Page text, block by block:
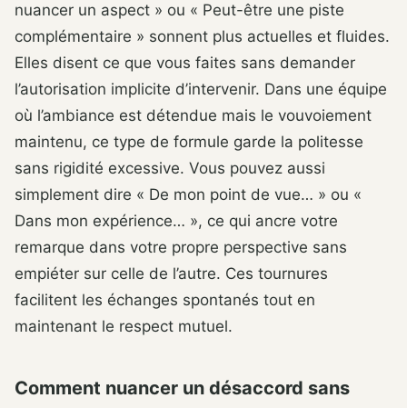
nuancer un aspect » ou « Peut-être une piste
complémentaire » sonnent plus actuelles et fluides.
Elles disent ce que vous faites sans demander
l’autorisation implicite d’intervenir. Dans une équipe
où l’ambiance est détendue mais le vouvoiement
maintenu, ce type de formule garde la politesse
sans rigidité excessive. Vous pouvez aussi
simplement dire « De mon point de vue… » ou «
Dans mon expérience… », ce qui ancre votre
remarque dans votre propre perspective sans
empiéter sur celle de l’autre. Ces tournures
facilitent les échanges spontanés tout en
maintenant le respect mutuel.
Comment nuancer un désaccord sans